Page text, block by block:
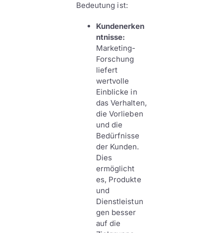
Bedeutung ist:
Kundenerken
ntnisse:
Marketing-
Forschung
liefert
wertvolle
Einblicke in
das Verhalten,
die Vorlieben
und die
Bedürfnisse
der Kunden.
Dies
ermöglicht
es, Produkte
und
Dienstleistun
gen besser
auf die